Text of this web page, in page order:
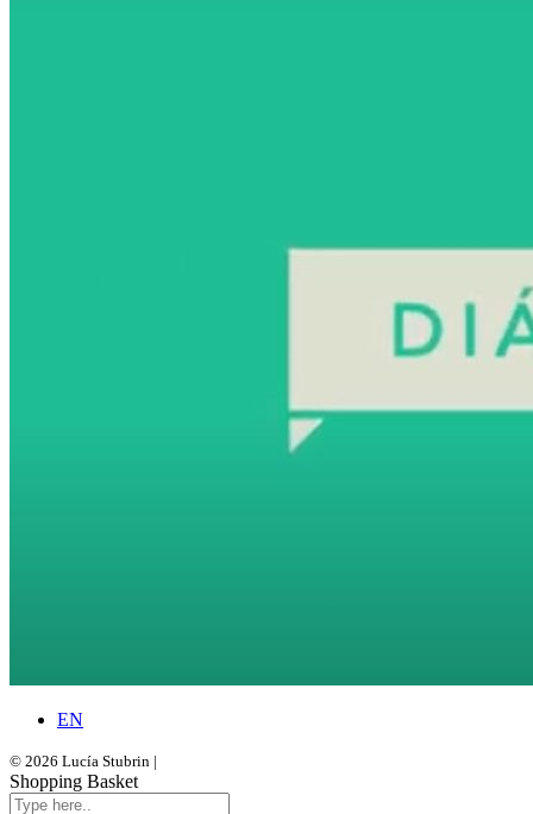
EN
© 2026 Lucía Stubrin |
Shopping Basket